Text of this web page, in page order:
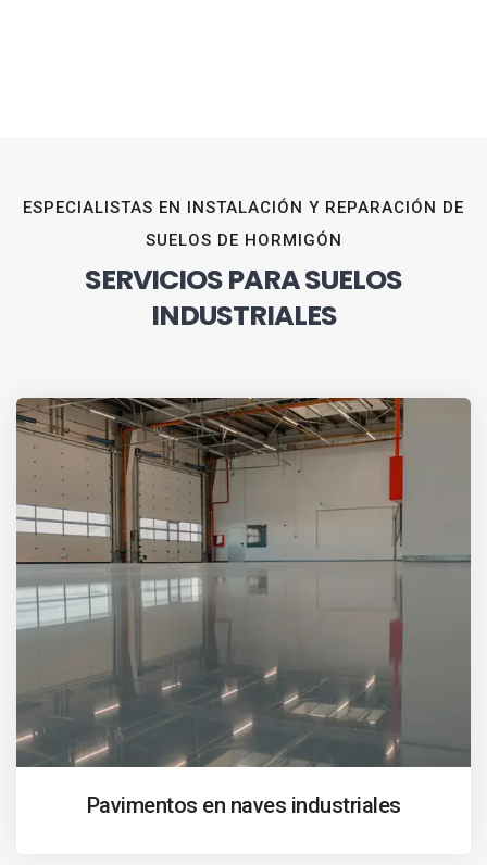
ESPECIALISTAS EN INSTALACIÓN Y REPARACIÓN DE
SUELOS DE HORMIGÓN
SERVICIOS PARA SUELOS
INDUSTRIALES
Pavimentos en naves industriales